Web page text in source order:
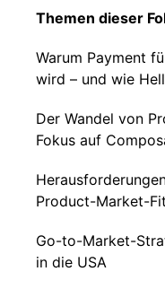
Themen dieser
Warum Payment
wird – und wie
Der Wandel von
Fokus auf
Product-Market-Fit
Go-to-Market-
in die USA